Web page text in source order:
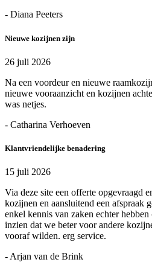
- Diana Peeters
Nieuwe kozijnen zijn
26 juli 2026
Na een voordeur en nieuwe
nieuwe vooraanzicht en kozijnen
was netjes.
- Catharina Verhoeven
Klantvriendelijke benadering
15 juli 2026
Via deze site een offerte opgevraagd
kozijnen en aansluitend een afspraak
enkel kennis van zaken echter
inzien dat we beter voor andere
vooraf wilden. erg service.
- Arjan van de Brink